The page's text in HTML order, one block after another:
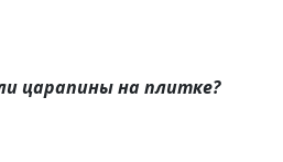
царапины на плитке?